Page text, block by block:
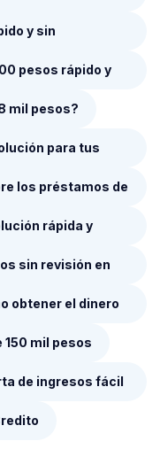
y sin
pesos rápido y
mil pesos?
para tus
los préstamos de
rápida y
sin revisión en
obtener el dinero
mil pesos
de ingresos fácil